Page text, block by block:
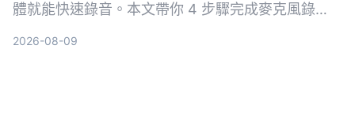
體就能快速錄音。本文帶你 4 步驟完成麥克風錄
2026-08-09